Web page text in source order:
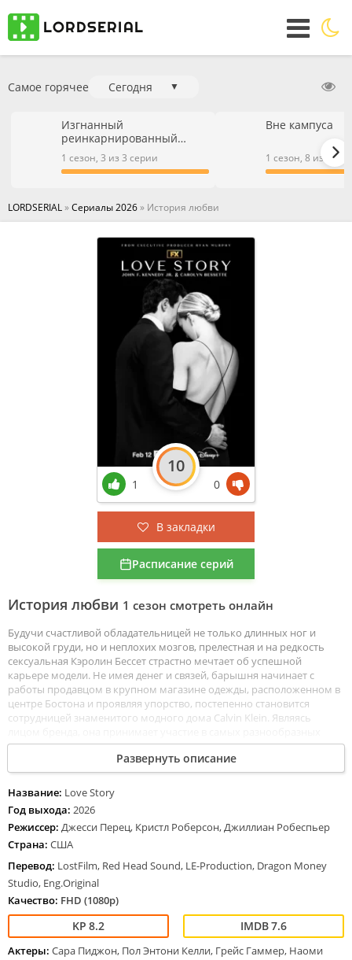
Самое горячее Сегодня ▼
Изгнанный
реинкарнированный
тяжёлый рыцарь не имеет
себе равных в знаниях
игры
1 сезон, 3 из 3 серии
Вне кампуса
1 сезон, 8 из 9
LORDSERIAL»Сериалы 2026» История любви
История любви 1 сезон смотреть онлайн
Будучи счастливой обладательницей не только длинных ног и
высокой груди, но и неплохих мозгов, прелестная и на редкость
сексуальная Кэролин Бессет страстно мечтает об успешной
карьере модели. Не имея денег и связей, барышня начинает с
работы продавцом в крупном магазине одежды, расположенном в
центре Бостона и проявляя упорство, постепенно становится
сотрудницей знаменитого модного дома Calvin Klein. Являясь
светских мероприятиях, при этом зорко высматривая кандидата на
роль будущего супруга. Во время проведения благотворительного
вечера, проходящего в элитном отеле Panna II, находящегося в
центре Ист-Виллидж, она знакомится с молодым представителем
клана Кеннеди, высоким красавцем Джоном, пытающимся
построить юридическую карьеру. Стремительно развивающийся
роман немедленно оказывается под прицелом папарацци.
Развернуть описание
Название: Love Story
Год выхода: 2026
Режиссер: Джесси Перец, Кристл Роберсон, Джиллиан Робеспьер
Страна: США
Перевод: LostFilm, Red Head Sound, LE-Production, Dragon Money
Studio, Eng.Original
Качество: FHD (1080p)
8.2 7.6
Актеры: Сара Пиджон, Пол Энтони Келли, Грейс Гаммер, Наоми
1
10
0
В закладки
Расписание серий